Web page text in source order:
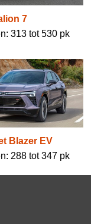
7
313 tot 530 pk
Blazer EV
288 tot 347 pk